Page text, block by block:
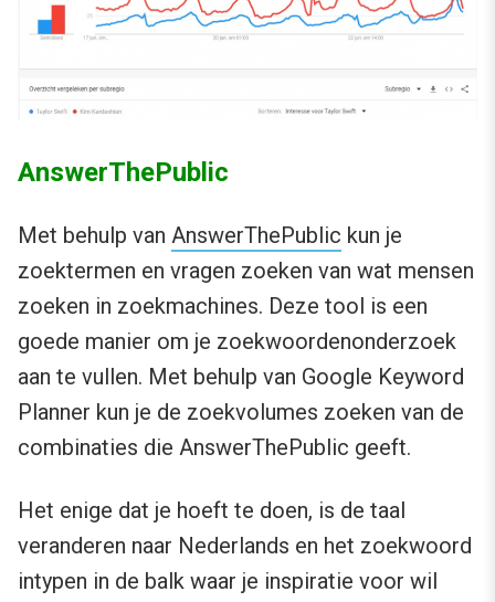
AnswerThePublic
Met behulp van AnswerThePublic kun je
zoektermen en vragen zoeken van wat mensen
zoeken in zoekmachines. Deze tool is een
goede manier om je zoekwoordenonderzoek
aan te vullen. Met behulp van Google Keyword
Planner kun je de zoekvolumes zoeken van de
combinaties die AnswerThePublic geeft.
Het enige dat je hoeft te doen, is de taal
veranderen naar Nederlands en het zoekwoord
intypen in de balk waar je inspiratie voor wil